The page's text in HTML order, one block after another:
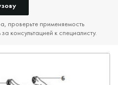
проверьте применяемость
консультацией к специалисту.